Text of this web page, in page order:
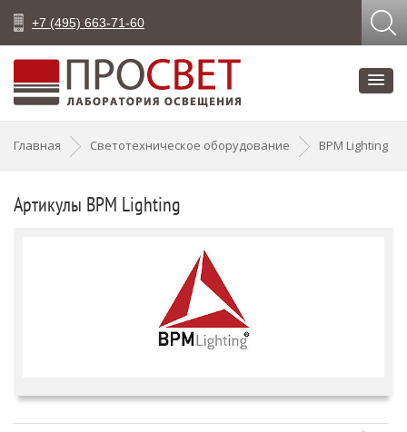
+7 (495) 663-71-60
Главная Светотехническое оборудование BPM Lighting
Артикулы BPM Lighting